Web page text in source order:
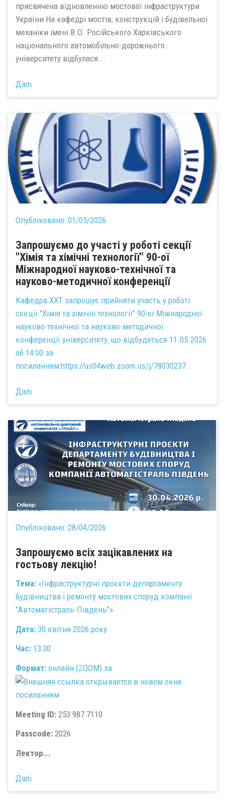
присвячена відновленню мостової інфраструктури
України На кафедрі мостів, конструкцій і будівельної
механіки імені В.О. Російського Харківського
національного автомобільно-дорожнього
університету відбулася...
Далі
Опубліковано: 01/05/2026
Запрошуємо до участі у роботі секції
"Хімія та хімічні технології" 90-ої
Міжнародної науково-технічної та
науково-методичної конференції
Кафедра ХХТ запрошує прийняти участь у роботі
секції "Хімія та хімічні технології" 90-ої Міжнародної
науково-технічної та науково-методичної
конференції університету, що відбудеться 11.05.2026
об 14:00 за
посиланням:https://us04web.zoom.us/j/78030237...
Далі
Опубліковано: 28/04/2026
Запрошуємо всіх зацікавлених на
гостьову лекцію!
Тема: «Інфраструктурні проєкти департаменту
будівництва і ремонту мостових споруд компанії
"Автомагістраль-Південь"»
Дата: 30 квітня 2026 року
Час: 13:30
Формат: онлайн (ZOOM) за
посиланням
Meeting ID: 253 987 7110
Passcode: 2026
Лектор...
Далі